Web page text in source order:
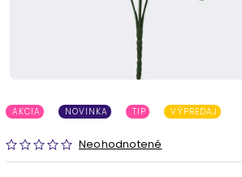
AKCIA NOVINKA TIP VÝPREDAJ
Neohodnotené